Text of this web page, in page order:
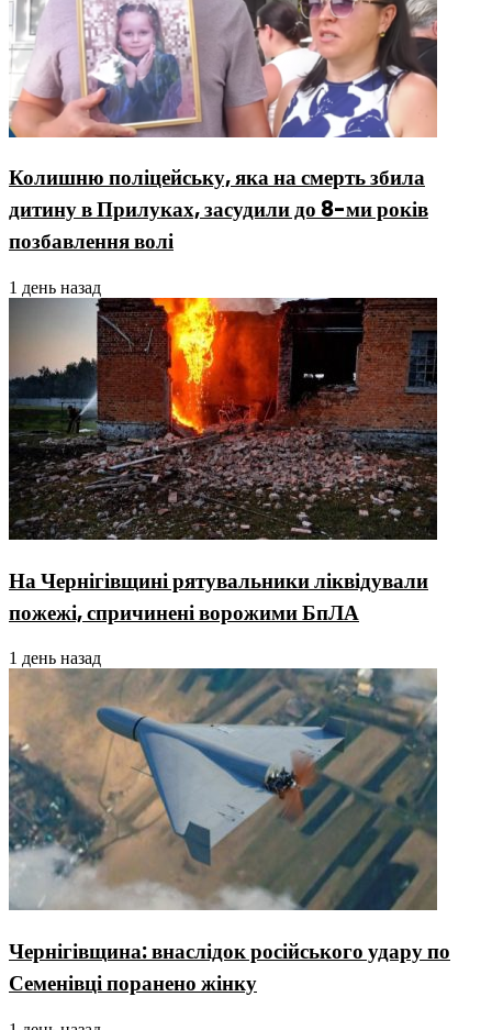
Колишню поліцейську, яка на смерть збила
дитину в Прилуках, засудили до 8-ми років
позбавлення волі
1 день назад
На Чернігівщині рятувальники ліквідували
пожежі, спричинені ворожими БпЛА
1 день назад
Чернігівщина: внаслідок російського удару по
Семенівці поранено жінку